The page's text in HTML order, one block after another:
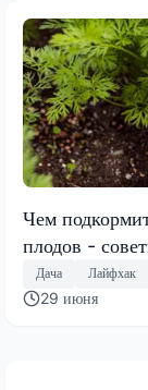
Чем
плодов -
Дача Лайфхак
29 июня